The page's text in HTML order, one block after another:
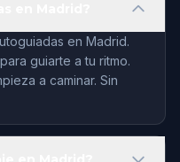
en Madrid.
guiarte a tu ritmo.
a caminar. Sin